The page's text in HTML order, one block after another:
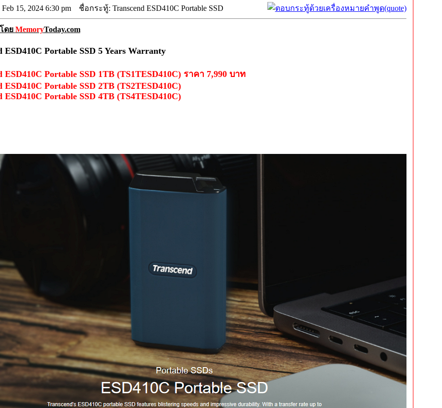
15, 2024 6:30 pm
ชื่อกระทู้: Transcend ESD410C Portable SSD
ดย MemoryToday.com
ESD410C Portable SSD 5 Years Warranty
ESD410C Portable SSD 1TB (TS1TESD410C) ราคา 7,990 บาท
ESD410C Portable SSD 2TB (TS2TESD410C)
ESD410C Portable SSD 4TB (TS4TESD410C)